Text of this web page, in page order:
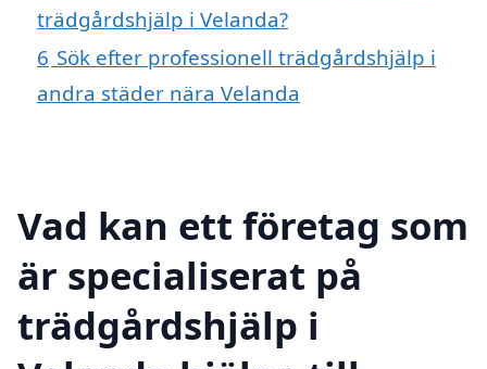
trädgårdshjälp i Velanda?
6 Sök efter professionell trädgårdshjälp i
andra städer nära Velanda
Vad kan ett företag som
är specialiserat på
trädgårdshjälp i